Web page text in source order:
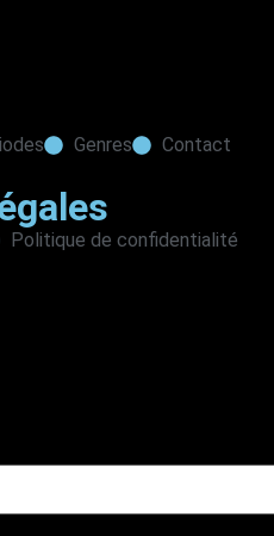
Genres Contact
Politique de confidentialité